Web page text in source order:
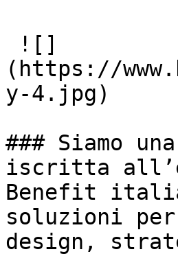
(https://
y-4.jpg)
### Siamo
iscritta
Benefit
soluzioni
design,